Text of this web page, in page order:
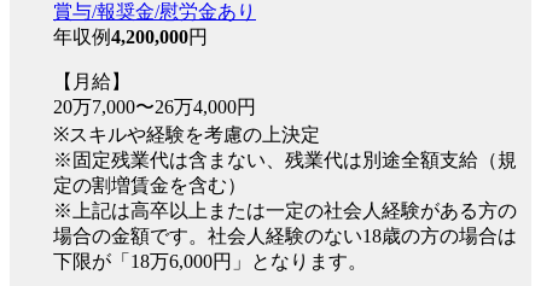
賞与/報奨金/慰労金あり
年収例4,200,000円
【月給】
20万7,000〜26万4,000円
※スキルや経験を考慮の上決定
※固定残業代は含まない、残業代は別途全額支給（規
定の割増賃金を含む）
※上記は高卒以上または一定の社会人経験がある方の
場合の金額です。社会人経験のない18歳の方の場合は
下限が「18万6,000円」となります。